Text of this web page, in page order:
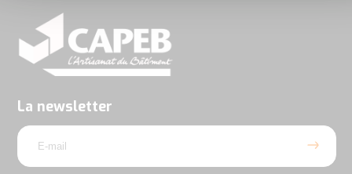
La newsletter
email
En
soumettant
j’accepte
les
informations